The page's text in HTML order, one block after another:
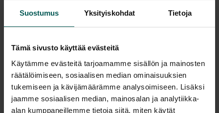
Suostumus Yksityiskohdat Tietoja
Tämä sivusto käyttää evästeitä
Käytämme evästeitä tarjoamamme sisällön ja mainosten
räätälöimiseen, sosiaalisen median ominaisuuksien
tukemiseen ja kävijämäärämme analysoimiseen. Lisäksi
jaamme sosiaalisen median, mainosalan ja analytiikka-
alan kumppaneillemme tietoja siitä, miten käytät
-
Pyydä tarjous
Toimitus